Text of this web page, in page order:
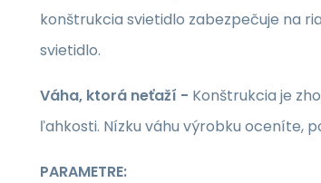
konštrukcia svietidlo zabezpečuje na
svietidlo.
Váha, ktorá neťaží - Konštrukcia je
ľahkosti. Nízku váhu výrobku oceníte,
PARAMETRE: